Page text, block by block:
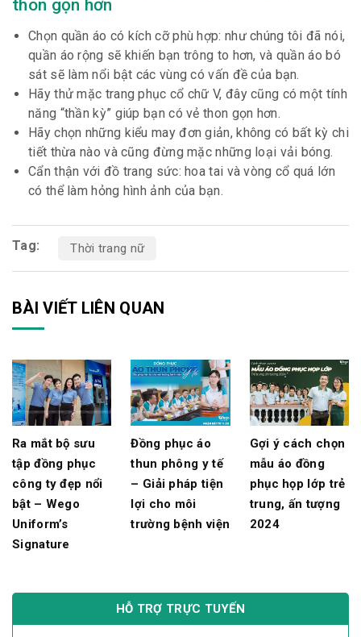
thon gọn hơn
Chọn quần áo có kích cỡ phù hợp: như chúng tôi đã nói,
quần áo rộng sẽ khiến bạn trông to hơn, và quần áo bó
sát sẽ làm nổi bật các vùng có vấn đề của bạn.
Hãy thử mặc trang phục cổ chữ V, đây cũng có một tính
năng “thần kỳ” giúp bạn có vẻ thon gọn hơn.
Hãy chọn những kiểu may đơn giản, không có bất kỳ chi
tiết thừa nào và cũng đừng mặc những loại vải bóng.
Cẩn thận với đồ trang sức: hoa tai và vòng cổ quá lớn
có thể làm hỏng hình ảnh của bạn.
Tag: Thời trang nữ
BÀI VIẾT LIÊN QUAN
Ra mắt bộ sưu
tập đồng phục
công ty đẹp nổi
bật – Wego
Uniform’s
Signature
Đồng phục áo
thun phông y tế
– Giải pháp tiện
lợi cho môi
trường bệnh viện
Gợi ý cách chọn
mẫu áo đồng
phục họp lớp trẻ
trung, ấn tượng
2024
HỖ TRỢ TRỰC TUYẾN